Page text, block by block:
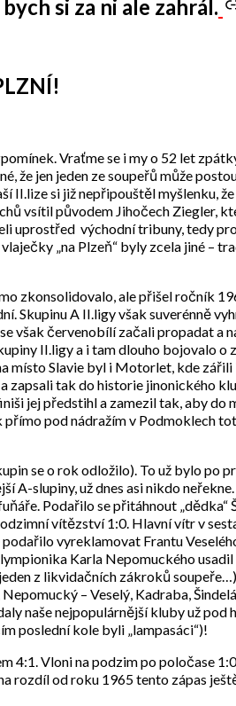
si za ni ale zahrál.
Vraťme se i my o 52 let
že jen jeden ze soupeřů může
si již nepřipouštěl myšlenku,
vsítil původem Jihočech Ziegler,
uprostřed východní tribuny, tedy
„na Plzeň“ byly zcela jiné –
zkonsolidovalo, ale přišel ročník
Skupinu A II.ligy však suverénně
však červenobílí začali propadat
II.ligy a i tam dlouho bojovalo o
Slavie byl i Motorlet, kde
tak do historie jinonického
jej předstihl a zamezil tak, aby
pod nádražím v Podmoklech
se o rok odložilo). To už bylo po
slupiny, už dnes asi nikdo
Podařilo se přitáhnout
vítězství 1:0. Hlavní vítr v
vyreklamovat Frantu
Karla Nepomuckého
z likvidačních zákroků
– Veselý, Kadraba,
naše nejpopulárnější kluby už pod
poslední kole byli „lampasáci“)!
4:1. Vloni na podzim po poločase
rozdíl od roku 1965 tento zápas